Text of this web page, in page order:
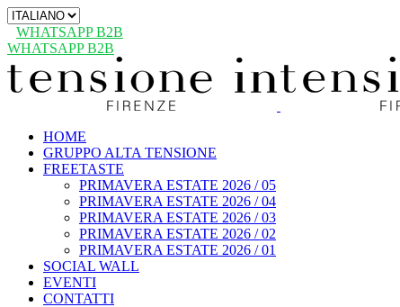
Scegli
una
lingua
WHATSAPP B2B
WHATSAPP B2B
HOME
GRUPPO ALTA TENSIONE
FREETASTE
PRIMAVERA ESTATE 2026 / 05
PRIMAVERA ESTATE 2026 / 04
PRIMAVERA ESTATE 2026 / 03
PRIMAVERA ESTATE 2026 / 02
PRIMAVERA ESTATE 2026 / 01
SOCIAL WALL
EVENTI
CONTATTI